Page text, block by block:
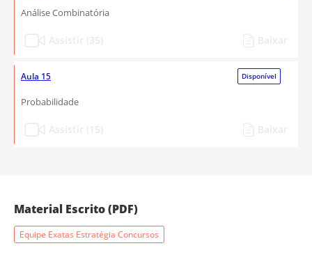
Análise Combinatória
Aula 15 Disponível
Probabilidade
Material Escrito (PDF)
Equipe Exatas Estratégia Concursos